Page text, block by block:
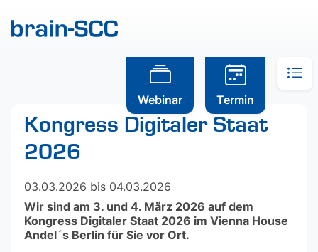
Webinar Termin
Kongress Digitaler Staat
2026
03.03.2026 bis 04.03.2026
Wir sind am 3. und 4. März 2026 auf dem
Kongress Digitaler Staat 2026 im Vienna House
Andel´s Berlin für Sie vor Ort.